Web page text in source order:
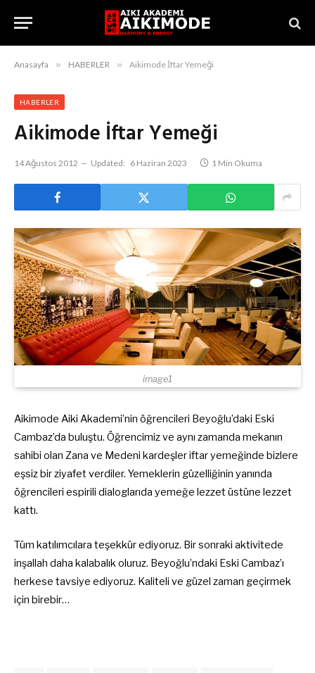
Anasayfa » HABERLER » Aikimode İftar Yemeği
HABERLER
Aikimode İftar Yemeği
14 Ağustos 2012 Updated: 6 Haziran 2023 1 Min Okuma
image1
Aikimode Aiki Akademi’nin öğrencileri Beyoğlu’daki Eski
Cambaz’da buluştu. Öğrencimiz ve aynı zamanda mekanın
sahibi olan Zana ve Medeni kardeşler iftar yemeğinde bizlere
eşsiz bir ziyafet verdiler. Yemeklerin güzelliğinin yanında
öğrencileri espirili dialoglarıda yemeğe lezzet üstüne lezzet
kattı.
Tüm katılımcılara teşekkür ediyoruz. Bir sonraki aktivitede
inşallah daha kalabalık oluruz. Beyoğlu’ndaki Eski Cambaz’ı
herkese tavsiye ediyoruz. Kaliteli ve güzel zaman geçirmek
için birebir…